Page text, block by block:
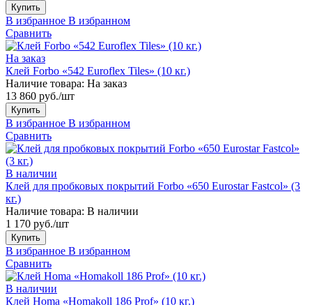
Купить
В избранное В избранном
Сравнить
На заказ
Клей Forbo «542 Euroflex Tiles» (10 кг.)
Наличие товара: На заказ
13 860 руб./шт
Купить
В избранное В избранном
Сравнить
В наличии
Клей для пробковых покрытий Forbo «650 Eurostar Fastcol» (3
кг.)
Наличие товара: В наличии
1 170 руб./шт
Купить
В избранное В избранном
Сравнить
В наличии
Клей Homa «Homakoll 186 Prof» (10 кг.)